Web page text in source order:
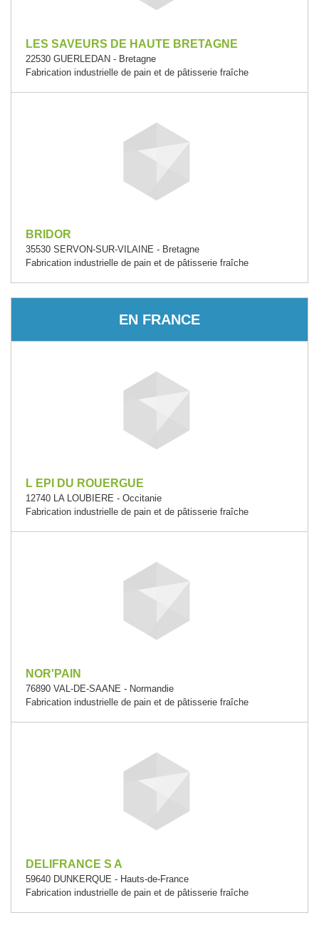
LES SAVEURS DE HAUTE BRETAGNE
22530 GUERLEDAN - Bretagne
Fabrication industrielle de pain et de pâtisserie fraîche
BRIDOR
35530 SERVON-SUR-VILAINE - Bretagne
Fabrication industrielle de pain et de pâtisserie fraîche
EN FRANCE
L EPI DU ROUERGUE
12740 LA LOUBIERE - Occitanie
Fabrication industrielle de pain et de pâtisserie fraîche
NOR'PAIN
76890 VAL-DE-SAANE - Normandie
Fabrication industrielle de pain et de pâtisserie fraîche
DELIFRANCE S A
59640 DUNKERQUE - Hauts-de-France
Fabrication industrielle de pain et de pâtisserie fraîche